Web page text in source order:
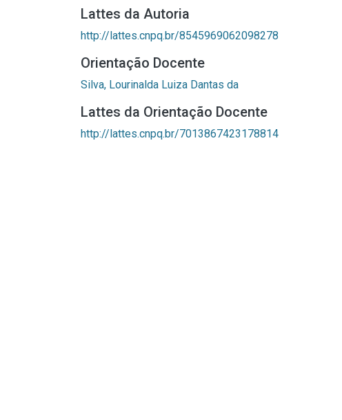
Lattes da Autoria
http://lattes.cnpq.br/8545969062098278
Orientação Docente
Silva, Lourinalda Luiza Dantas da
Lattes da Orientação Docente
http://lattes.cnpq.br/7013867423178814